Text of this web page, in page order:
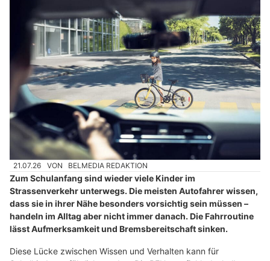
21.07.26 VON BELMEDIA REDAKTION
Zum Schulanfang sind wieder viele Kinder im
Strassenverkehr unterwegs. Die meisten Autofahrer wissen,
dass sie in ihrer Nähe besonders vorsichtig sein müssen –
handeln im Alltag aber nicht immer danach. Die Fahrroutine
lässt Aufmerksamkeit und Bremsbereitschaft sinken.
Diese Lücke zwischen Wissen und Verhalten kann für